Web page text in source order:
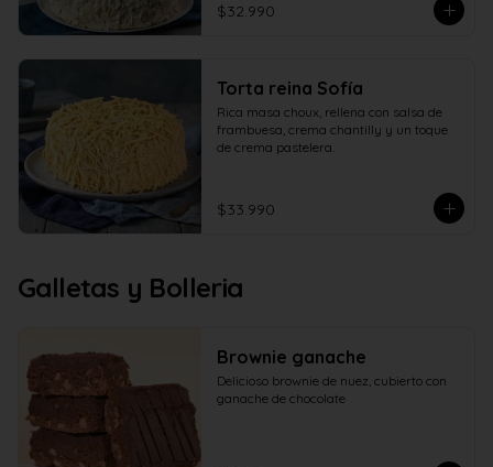
$32.990
Torta reina Sofía
Rica masa choux, rellena con salsa de
frambuesa, crema chantilly y un toque
de crema pastelera.
$33.990
Galletas y Bolleria
Brownie ganache
Delicioso brownie de nuez, cubierto con
ganache de chocolate